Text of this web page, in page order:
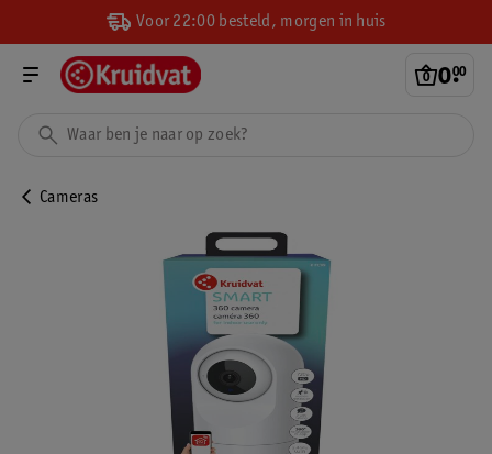
Voor 22:00 besteld, morgen in huis
0.
00
Cameras